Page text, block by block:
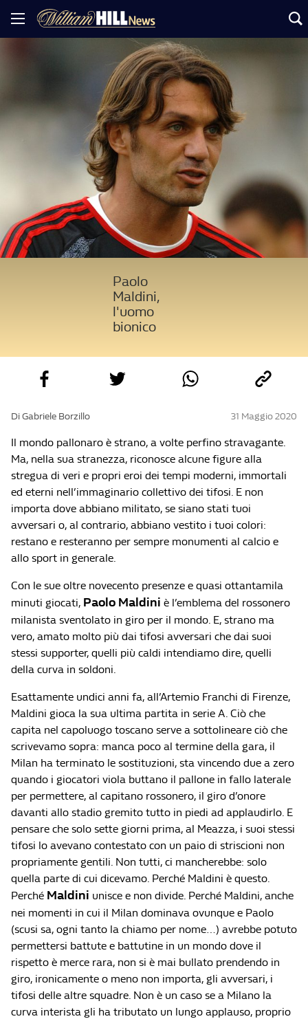
Paolo
Maldini,
l'uomo
bionico
Di Gabriele Borzillo 31 Maggio 2020
Il mondo pallonaro è strano, a volte perfino stravagante.
Ma, nella sua stranezza, riconosce alcune figure alla
stregua di veri e propri eroi dei tempi moderni, immortali
ed eterni nell’immaginario collettivo dei tifosi. E non
importa dove abbiano militato, se siano stati tuoi
avversari o, al contrario, abbiano vestito i tuoi colori:
restano e resteranno per sempre monumenti al calcio e
allo sport in generale.
Con le sue oltre novecento presenze e quasi ottantamila
minuti giocati, Paolo Maldini è l’emblema del rossonero
milanista sventolato in giro per il mondo. E, strano ma
vero, amato molto più dai tifosi avversari che dai suoi
stessi supporter, quelli più caldi intendiamo dire, quelli
della curva in soldoni.
Esattamente undici anni fa, all’Artemio Franchi di Firenze,
Maldini gioca la sua ultima partita in serie A. Ciò che
capita nel capoluogo toscano serve a sottolineare ciò che
scrivevamo sopra: manca poco al termine della gara, il
Milan ha terminato le sostituzioni, sta vincendo due a zero
quando i giocatori viola buttano il pallone in fallo laterale
per permettere, al capitano rossonero, il giro d’onore
davanti allo stadio gremito tutto in piedi ad applaudirlo. E
pensare che solo sette giorni prima, al Meazza, i suoi stessi
tifosi lo avevano contestato con un paio di striscioni non
propriamente gentili. Non tutti, ci mancherebbe: solo
quella parte di cui dicevamo. Perché Maldini è questo.
Perché Maldini unisce e non divide. Perché Maldini, anche
nei momenti in cui il Milan dominava ovunque e Paolo
(scusi sa, ogni tanto la chiamo per nome…) avrebbe potuto
permettersi battute e battutine in un mondo dove il
rispetto è merce rara, non si è mai bullato prendendo in
giro, ironicamente o meno non importa, gli avversari, i
tifosi delle altre squadre. Non è un caso se a Milano la
curva interista gli ha tributato un lungo applauso, proprio